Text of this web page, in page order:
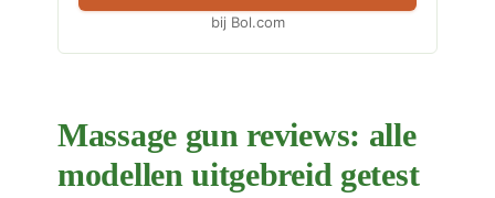
bij Bol.com
Massage gun reviews: alle
modellen uitgebreid getest